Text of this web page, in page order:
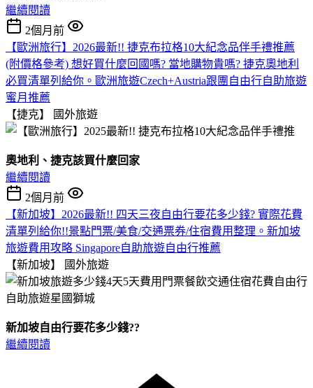
繼續閱讀
2個月前
【歐洲旅行】2026最新!! 捷克布拉格10大紀念品伴手禮推薦
(附價格參考) 想好買什麼回國嗎? 當地購物貴嗎? 捷克奧地利
必買清單列給你。歐洲旅遊Czech+Austria跟團自由行自助旅遊
蜜月推薦
【捷克】
國外旅遊
奧地利、捷克該買什麼回家
繼續閱讀
2個月前
【新加坡】2026最新!! 四天三夜自由行要花多少錢? 實際花費
清單列給你!!景點門票/美食/交通票券/住宿費用整理。新加坡
旅遊費用攻略 Singapore自助旅遊自由行推薦
【新加坡】
國外旅遊
新加坡自由行要花多少錢??
繼續閱讀